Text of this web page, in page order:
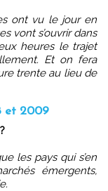
ont vu le jour en
vont s’ouvrir dans
heures le trajet
Et on fera
trente au lieu de
et 2009
les pays qui s’en
émergents,